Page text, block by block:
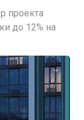
проекта
до 12% на